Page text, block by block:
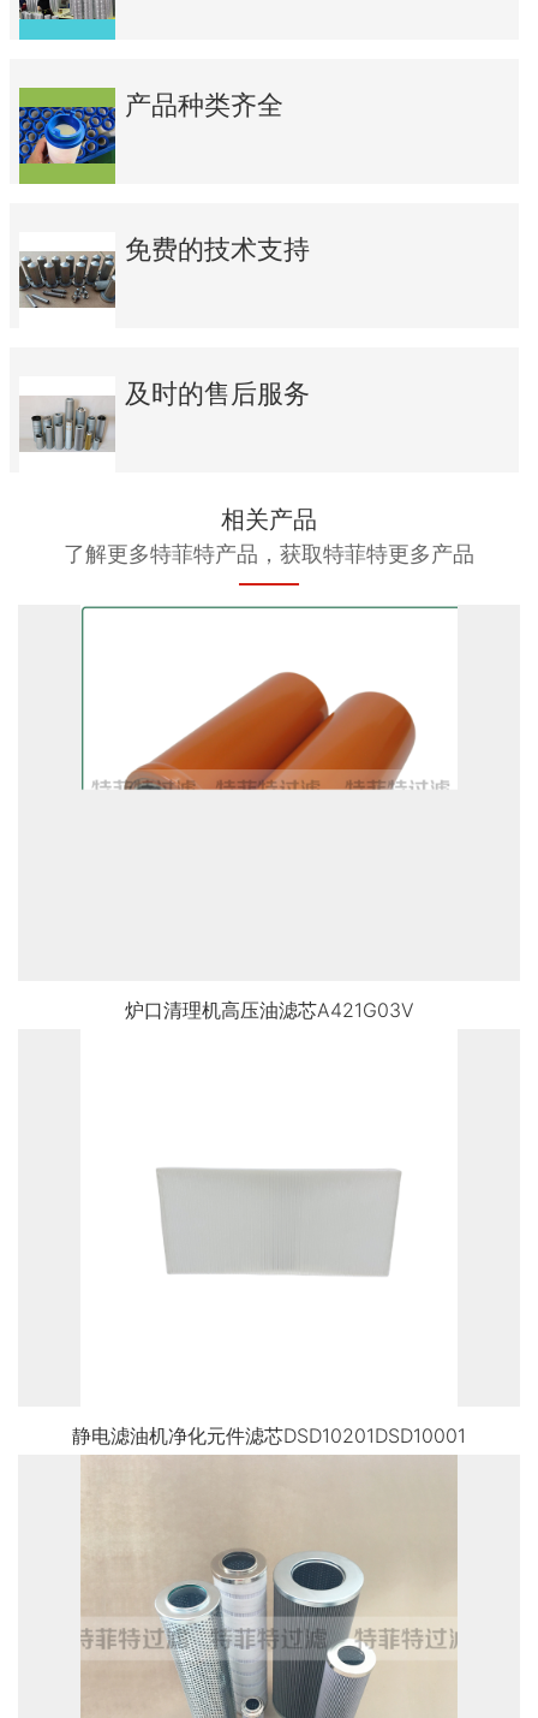
产品种类齐全
免费的技术支持
及时的售后服务
相关产品
了解更多特菲特产品，获取特菲特更多产品
炉口清理机高压油滤芯A421G03V
静电滤油机净化元件滤芯DSD10201DSD10001